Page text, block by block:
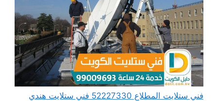
فني ستلايت المطلاع 52227330 فني ستلايت هندي